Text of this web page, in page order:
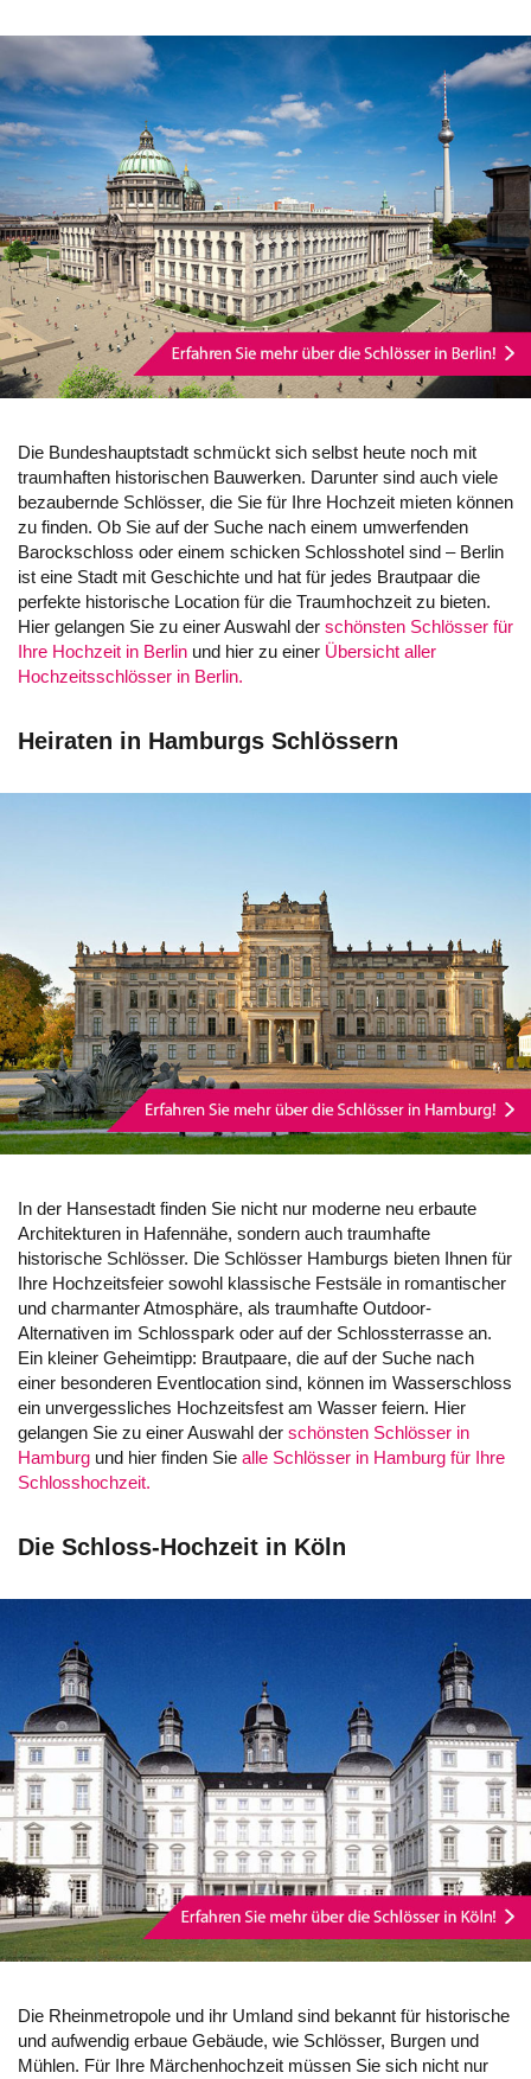
Die Bundeshauptstadt schmückt sich selbst heute noch mit
traumhaften historischen Bauwerken. Darunter sind auch viele
bezaubernde Schlösser, die Sie für Ihre Hochzeit mieten können
zu finden. Ob Sie auf der Suche nach einem umwerfenden
Barockschloss oder einem schicken Schlosshotel sind – Berlin
ist eine Stadt mit Geschichte und hat für jedes Brautpaar die
perfekte historische Location für die Traumhochzeit zu bieten.
Hier gelangen Sie zu einer Auswahl der schönsten Schlösser für
Ihre Hochzeit in Berlin und hier zu einer Übersicht aller
Hochzeitsschlösser in Berlin.
Heiraten in Hamburgs Schlössern
In der Hansestadt finden Sie nicht nur moderne neu erbaute
Architekturen in Hafennähe, sondern auch traumhafte
historische Schlösser. Die Schlösser Hamburgs bieten Ihnen für
Ihre Hochzeitsfeier sowohl klassische Festsäle in romantischer
und charmanter Atmosphäre, als traumhafte Outdoor-
Alternativen im Schlosspark oder auf der Schlossterrasse an.
Ein kleiner Geheimtipp: Brautpaare, die auf der Suche nach
einer besonderen Eventlocation sind, können im Wasserschloss
ein unvergessliches Hochzeitsfest am Wasser feiern. Hier
gelangen Sie zu einer Auswahl der schönsten Schlösser in
Hamburg und hier finden Sie alle Schlösser in Hamburg für Ihre
Schlosshochzeit.
Die Schloss-Hochzeit in Köln
Die Rheinmetropole und ihr Umland sind bekannt für historische
und aufwendig erbaue Gebäude, wie Schlösser, Burgen und
Mühlen. Für Ihre Märchenhochzeit müssen Sie sich nicht nur